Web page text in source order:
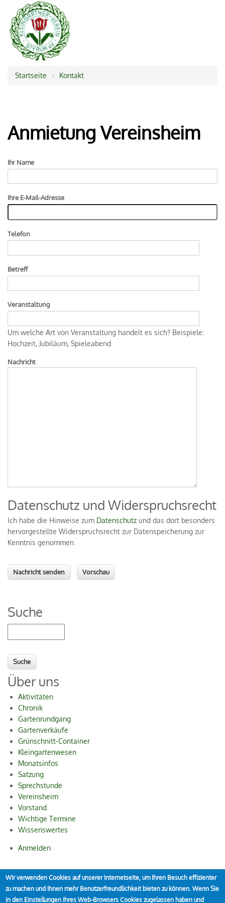
Pfadnavigation
Startseite Kontakt
Anmietung Vereinsheim
Ihr Name
Ihre E-Mail-Adresse
Telefon
Betreff
Veranstaltung
Um welche Art von Veranstaltung handelt es sich? Beispiele:
Hochzeit, Jubiläum, Spieleabend.
Nachricht
Datenschutz und Widerspruchsrecht
Ich habe die Hinweise zum Datenschutz und das dort besonders
hervorgestellte Widerspruchsrecht zur Datenspeicherung zur
Kenntnis genommen.
Suche
Über uns
Aktivitäten
Chronik
Gartenrundgang
Gartenverkäufe
Grünschnitt-Container
Kleingartenwesen
Monatsinfos
Satzung
Sprechstunde
Vereinsheim
Vorstand
Wichtige Termine
Wissenswertes
User
account
menu
Anmelden
© 2009 - 2026 by Kleingärtner-Verein Styrum e. V., Friesenstraße
67, 45476 Mülheim an der Ruhr
Wir verwenden Cookies auf unserer Internetseite, um Ihren Besuch effizienter
zu machen und Ihnen mehr Benutzerfreundlichkeit bieten zu können. Wenn Sie
in den Einstellungen Ihres Web-Browsers Cookies zugelassen haben und